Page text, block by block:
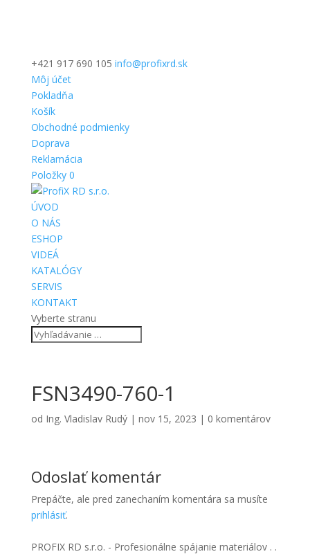
+421 917 690 105 info@profixrd.sk
Môj účet
Pokladňa
Košík
Obchodné podmienky
Doprava
Reklamácia
Položky 0
ÚVOD
O NÁS
ESHOP
VIDEÁ
KATALÓGY
SERVIS
KONTAKT
Vyberte stranu
FSN3490-760-1
od Ing. Vladislav Rudý| nov 15, 2023 | 0 komentárov
Odoslať komentár
Prepáčte, ale pred zanechaním komentára sa musíte
prihlásiť.
PROFIX RD s.r.o. - Profesionálne spájanie materiálov . .